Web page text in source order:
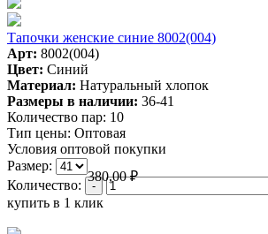
Тапочки женские синие 8002(004)
Арт: 8002(004)
Цвет: Синий
Материал: Натуральный хлопок
Размеры в наличии: 36-41
Количество пар: 10
Тип цены: Оптовая
Условия оптовой покупки
Размер:
380,00₽
Количество:
купить в 1 клик